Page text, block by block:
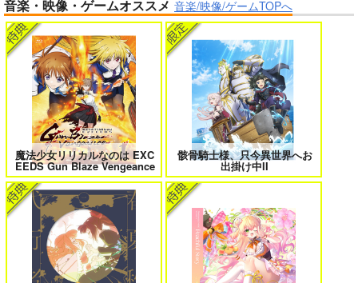
作って食べよう陸軍
飯-野外炊事・携行食
編-
シオサイ。
1,100円（税込）
ミリタリー
サンプル
カート
英雄戦記～ 10
ボクの理想の異世界生活 転生したら
ケモ耳娘だらけの世界でハーレムに
3
異世界から来た君と共に過ごす日常
2
＃ラブコメ好きとこっそり繋がりた
い
エロゲの鬱エンドからヒロイン達を
救済したら 2
音楽・映像・ゲームオススメ 音楽/映像/ゲームTOPへ
魔法少女リリカルなのは EXC
EEDS Gun Blaze Vengeance
骸骨騎士様、只今異世界へお
出掛け中II